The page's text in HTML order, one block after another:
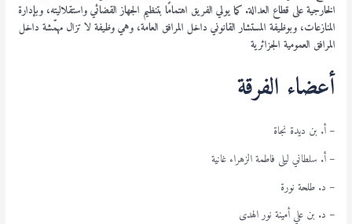
الخارجية على قطاع العدالة. كما يولي الفريق اهتمامًا بتنظيم الجهاز القضائي واستقلاليته، وبإدارة
المنازعات، وبوظيفة المستشار القانوني داخل المرافق العامة، وهي وظيفة لا تزال مهمّشة داخل
المرافق العمومية الجزائرية
أعضاء الفرقة
– أ. بن ديدة نجاة
– أ. سلطاني ليلى فاطمة الزهراء غانية
– د. طلحة نورة
– د. بن علي أمينة نور الهدى